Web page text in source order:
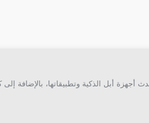
أبل الذكية وتطبيقاتها، بالإضافة